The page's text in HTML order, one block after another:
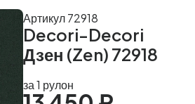
Decori-Decori
Дзен (Zen) 72918
Артикул 72918
за 1 рулон